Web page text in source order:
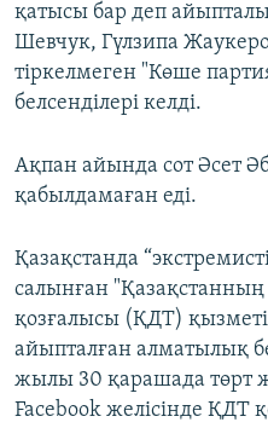
қатысы бар деп
Шевчук, Гүлзипа
тіркелмеген "Көше
белсенділері келді.
Ақпан айында сот Әсет
қабылдамаған еді.
Қазақстанда
салынған
қозғалысы (ҚДТ)
айыпталған алматылық
жылы 30 қарашада төрт
Facebоok желісінде ҚДТ